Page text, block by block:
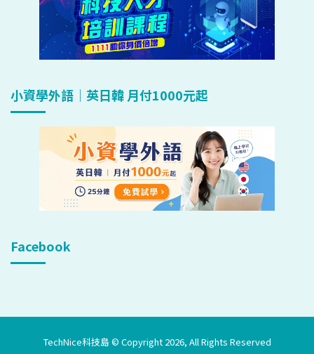
小資學外語｜英日韓 月付1000元起
Facebook
TechNice科技島 © Copyright 2026, All Rights Reserved